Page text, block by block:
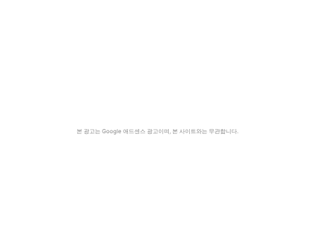
본 광고는 Google 애드센스 광고이며, 본 사이트와는 무관합니다.